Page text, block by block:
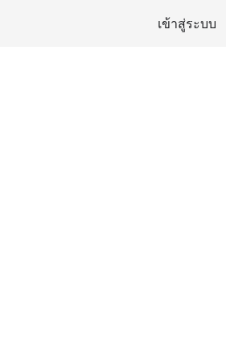
เข้าสู่ระบบ